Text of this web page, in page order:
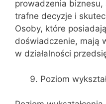
prowadzenia
trafne decyzje i
Osoby, które
doświadczenie, mają
w działalności
Poziom